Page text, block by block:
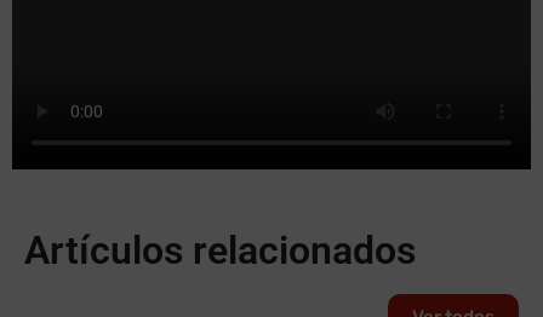
Artículos relacionados